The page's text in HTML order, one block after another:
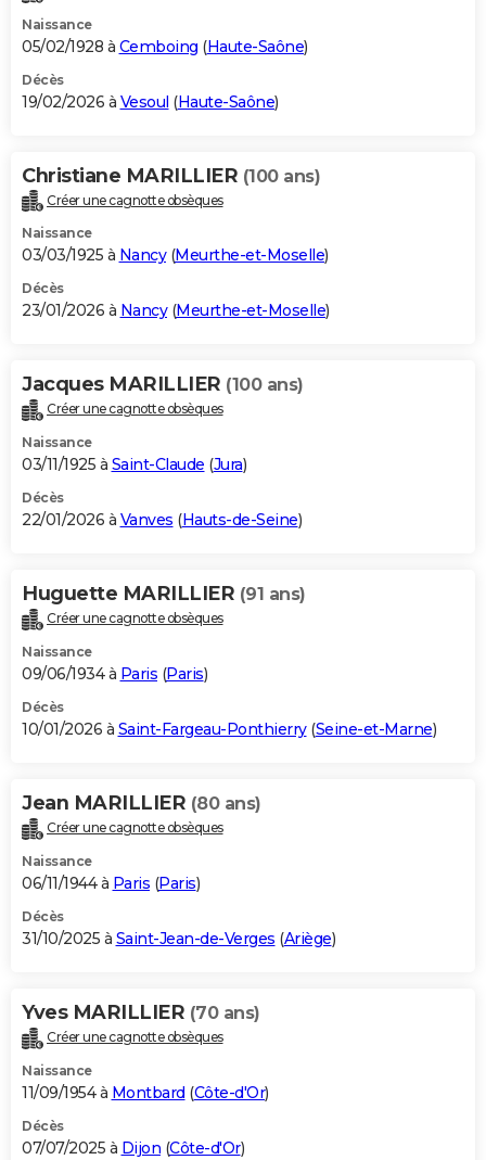
Naissance
05/02/1928 à Cemboing (Haute-Saône)
Décès
19/02/2026 à Vesoul (Haute-Saône)
Christiane MARILLIER (100 ans)
Créer une cagnotte obsèques
Naissance
03/03/1925 à Nancy(Meurthe-et-Moselle)
Décès
23/01/2026 à Nancy(Meurthe-et-Moselle)
Jacques MARILLIER (100 ans)
Créer une cagnotte obsèques
Naissance
03/11/1925 à Saint-Claude (Jura)
Décès
22/01/2026 à Vanves (Hauts-de-Seine)
Huguette MARILLIER (91 ans)
Créer une cagnotte obsèques
Naissance
09/06/1934 à Paris (Paris)
Décès
10/01/2026 à Saint-Fargeau-Ponthierry(Seine-et-Marne)
Jean MARILLIER (80 ans)
Créer une cagnotte obsèques
Naissance
06/11/1944 à Paris (Paris)
Décès
31/10/2025 à Saint-Jean-de-Verges (Ariège)
Yves MARILLIER (70 ans)
Créer une cagnotte obsèques
Naissance
11/09/1954 à Montbard (Côte-d'Or)
Décès
07/07/2025 à Dijon (Côte-d'Or)